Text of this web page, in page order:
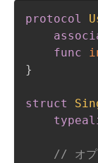
protocol
func
}
struct
// オプ